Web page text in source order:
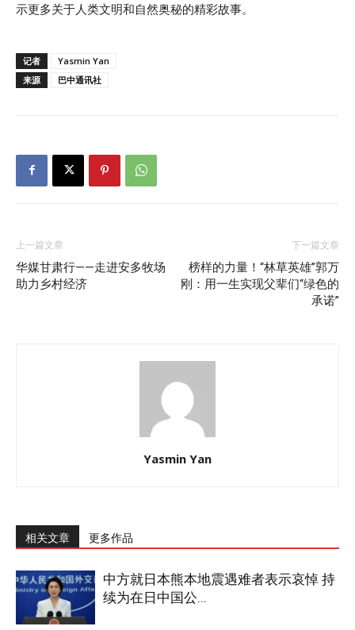
示更多关于人类文明和自然奥秘的精彩故事。
记者
Yasmin Yan
来源
巴中通讯社
上一篇文章
华媒甘肃行——走进安多牧场
助力乡村经济
下一篇文章
榜样的力量！“林草英雄”郭万
刚：用一生实现父辈们“绿色的
承诺”
Yasmin Yan
相关文章 更多作品
中方就日本熊本地震遇难者表示哀悼 持
续为在日中国公...